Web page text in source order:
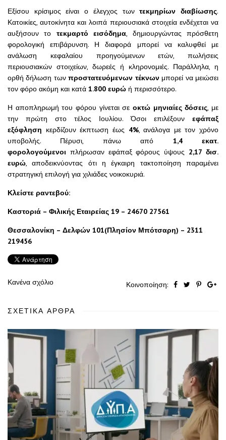
Εξίσου κρίσιμος είναι ο έλεγχος τωντεκμηρίων διαβίωσης.
Κατοικίες, αυτοκίνητα και λοιπά περιουσιακά στοιχεία ενδέχεται να
αυξήσουν το τεκμαρτό εισόδημα, δημιουργώντας πρόσθετη
φορολογική επιβάρυνση. Η διαφορά μπορεί να καλυφθεί με
ανάλωση κεφαλαίου προηγούμενων ετών, πωλήσεις
περιουσιακών στοιχείων, δωρεές ή κληρονομιές. Παράλληλα, η
ορθή δήλωση τωνπροστατευόμενων τέκνωνμπορεί να μειώσει
τον φόρο ακόμη και κατά 1.800 ευρώ ή περισσότερο.
Η αποπληρωμή του φόρου γίνεται σε οκτώ μηνιαίες δόσεις, με
την πρώτη στο τέλος Ιουλίου. Όσοι επιλέξουν εφάπαξ
εξόφληση κερδίζουν έκπτωση έως 4%, ανάλογα με τον χρόνο
υποβολής. Πέρυσι, πάνω από 1,4 εκατ.
φορολογούμενοι πλήρωσαν εφάπαξ φόρους ύψους 2,17 δισ.
ευρώ, αποδεικνύοντας ότι η έγκαιρη τακτοποίηση παραμένει
στρατηγική επιλογή για χιλιάδες νοικοκυριά.
Κλείστε ραντεβού:
Καστοριά – Φιλικής Εταιρείας 19 – 24670 27561
Θεσσαλονίκη – Δελφών 101(Πλησίον Μπότσαρη) – 2311
219456
Κανένα σχόλιο Κοινοποίηση:
ΣΧΕΤΙΚΆ ΆΡΘΡΑ